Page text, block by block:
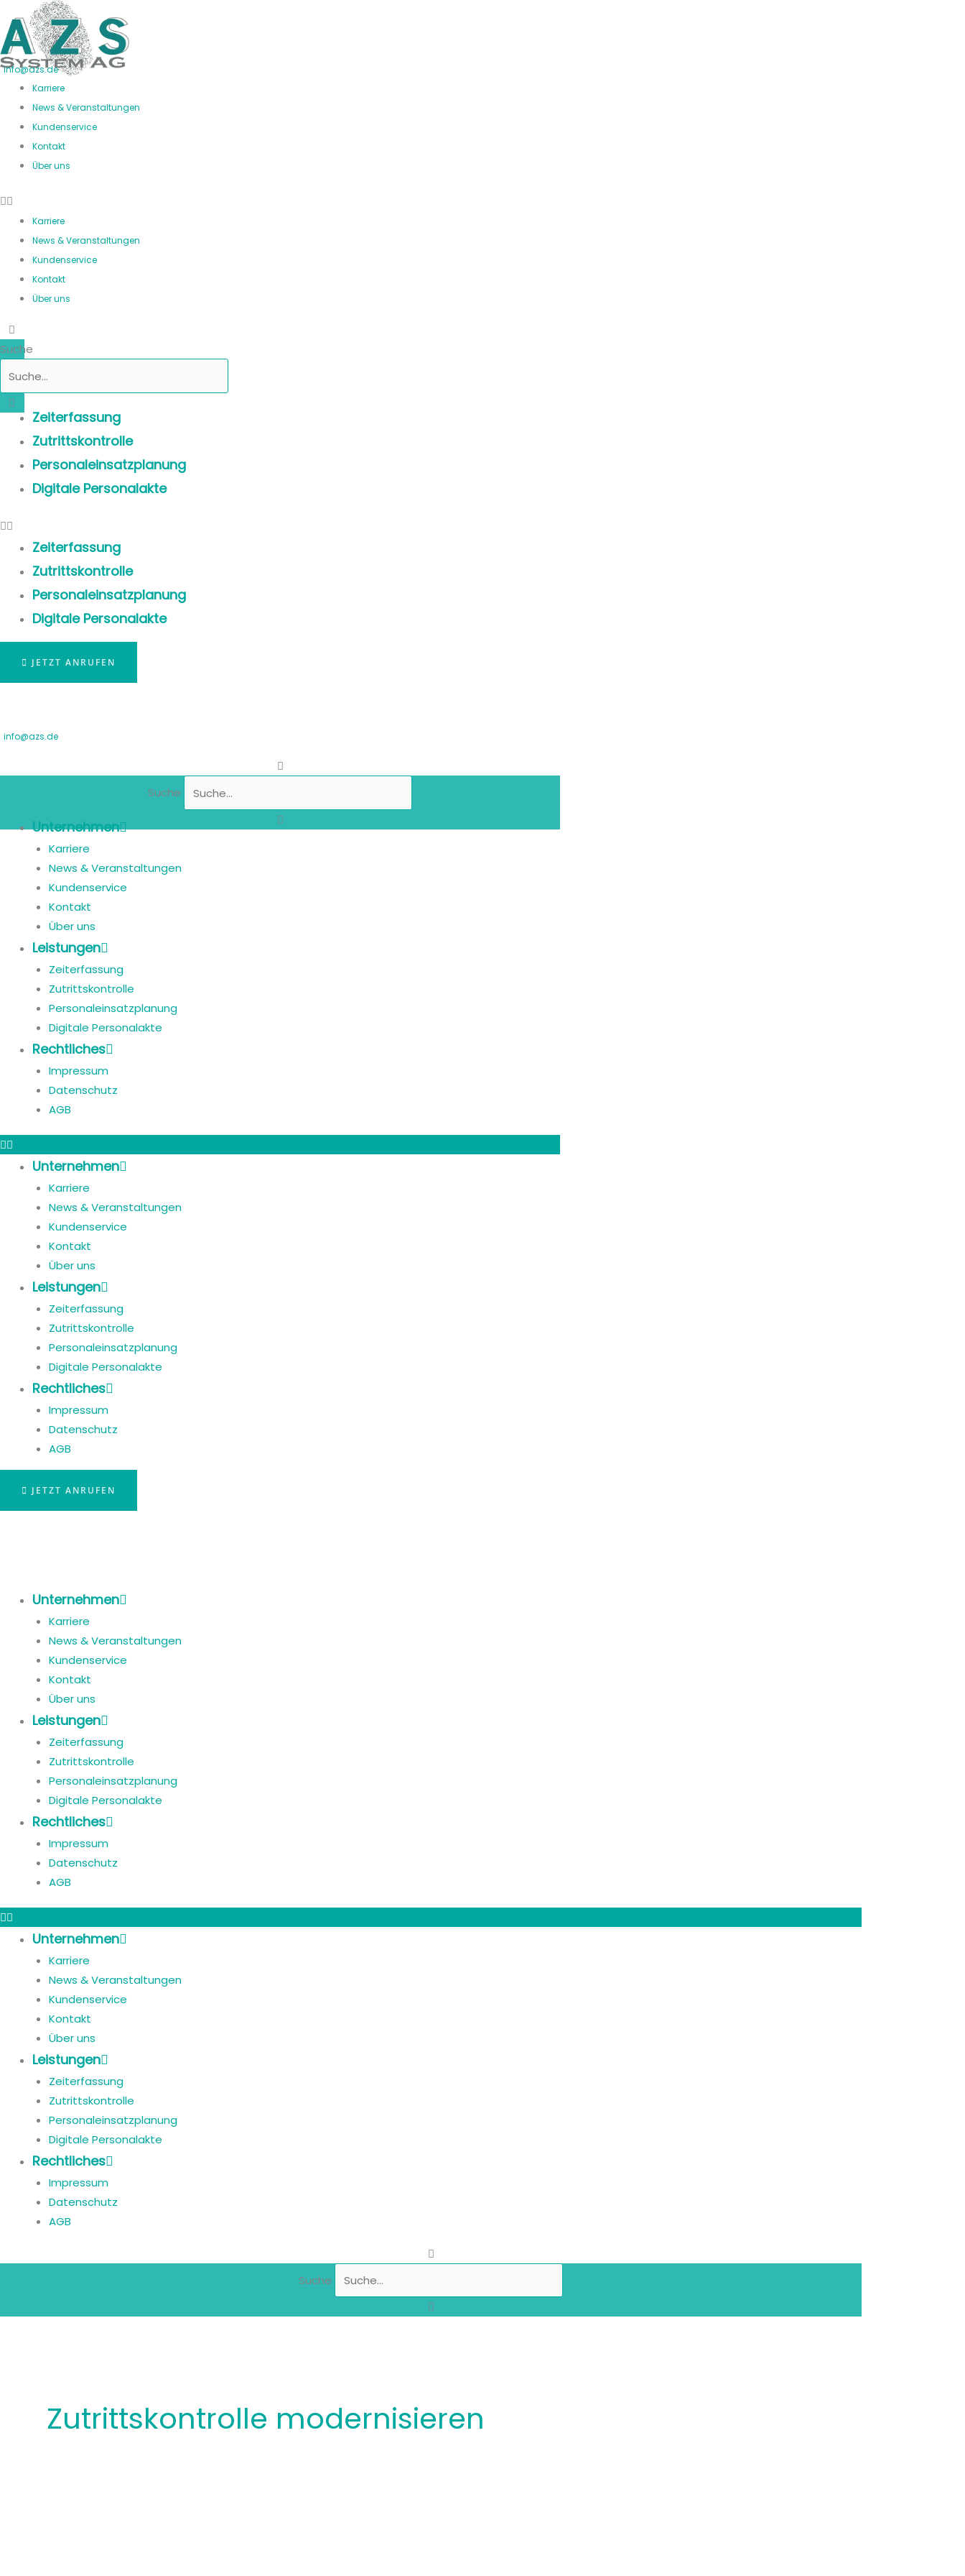
Inhalt
springen
info@azs.de
Karriere
News & Veranstaltungen
Kundenservice
Kontakt
Über uns
Karriere
News & Veranstaltungen
Kundenservice
Kontakt
Über uns
Suche
Zeiterfassung
Zutrittskontrolle
Personaleinsatzplanung
Digitale Personalakte
Zeiterfassung
Zutrittskontrolle
Personaleinsatzplanung
Digitale Personalakte
JETZT ANRUFEN
info@azs.de
Suche
Unternehmen
Karriere
News & Veranstaltungen
Kundenservice
Kontakt
Über uns
Leistungen
Zeiterfassung
Zutrittskontrolle
Personaleinsatzplanung
Digitale Personalakte
Rechtliches
Impressum
Datenschutz
AGB
Unternehmen
Karriere
News & Veranstaltungen
Kundenservice
Kontakt
Über uns
Leistungen
Zeiterfassung
Zutrittskontrolle
Personaleinsatzplanung
Digitale Personalakte
Rechtliches
Impressum
Datenschutz
AGB
JETZT ANRUFEN
Unternehmen
Karriere
News & Veranstaltungen
Kundenservice
Kontakt
Über uns
Leistungen
Zeiterfassung
Zutrittskontrolle
Personaleinsatzplanung
Digitale Personalakte
Rechtliches
Impressum
Datenschutz
AGB
Unternehmen
Karriere
News & Veranstaltungen
Kundenservice
Kontakt
Über uns
Leistungen
Zeiterfassung
Zutrittskontrolle
Personaleinsatzplanung
Digitale Personalakte
Rechtliches
Impressum
Datenschutz
AGB
Suche
Zutrittskontrolle modernisieren